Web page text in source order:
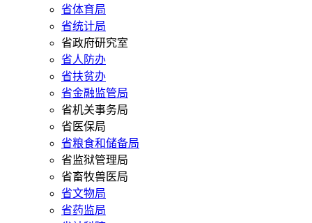
省体育局
省统计局
省政府研究室
省人防办
省扶贫办
省金融监管局
省机关事务局
省医保局
省粮食和储备局
省监狱管理局
省畜牧兽医局
省文物局
省药监局